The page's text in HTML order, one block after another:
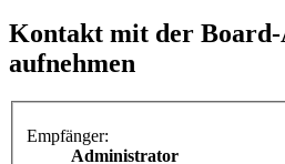
Kontakt mit der
aufnehmen
Empfänger:
Administrator